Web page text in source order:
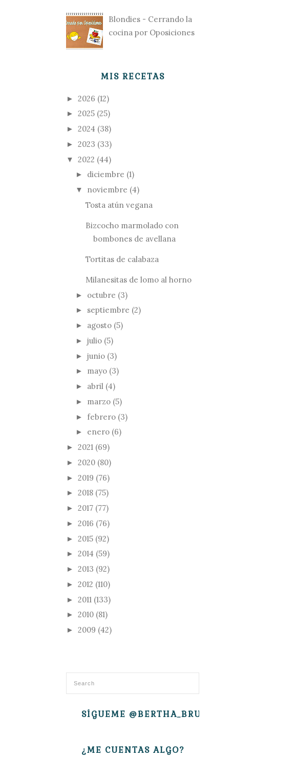
Blondies - Cerrando la
cocina por Oposiciones
MIS RECETAS
► 2026 (12)
► 2025 (25)
► 2024 (38)
► 2023 (33)
▼ 2022 (44)
► diciembre (1)
▼ noviembre (4)
Tosta atún vegana
Bizcocho marmolado con
bombones de avellana
Tortitas de calabaza
Milanesitas de lomo al horno
► octubre (3)
► septiembre (2)
► agosto (5)
► julio (5)
► junio (3)
► mayo (3)
► abril (4)
► marzo (5)
► febrero (3)
► enero (6)
► 2021 (69)
► 2020 (80)
► 2019 (76)
► 2018 (75)
► 2017 (77)
► 2016 (76)
► 2015 (92)
► 2014 (59)
► 2013 (92)
► 2012 (110)
► 2011 (133)
► 2010 (81)
► 2009 (42)
SÍGUEME @BERTHA_BRUJITA
¿ME CUENTAS ALGO?